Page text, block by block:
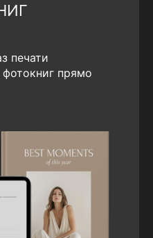
печати
прямо